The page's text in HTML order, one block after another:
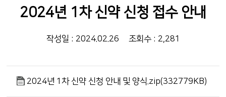
2024년 1차 신약 신청 접수 안내
작성일 : 2024.02.26 조회수 : 2,281
2024년 1차 신약 신청 안내 및 양식.zip(332779KB)